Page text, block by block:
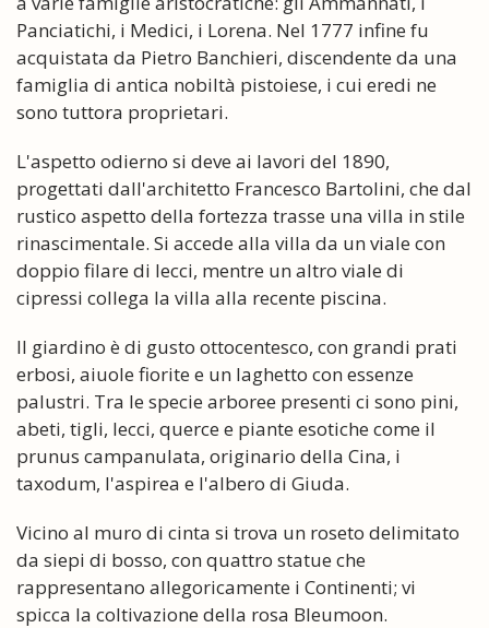
Panciatichi, i Medici, i Lorena. Nel 1777 infine fu
acquistata da Pietro Banchieri, discendente da una
famiglia di antica nobiltà pistoiese, i cui eredi ne
sono tuttora proprietari.
L'aspetto odierno si deve ai lavori del 1890,
progettati dall'architetto Francesco Bartolini, che dal
rustico aspetto della fortezza trasse una villa in stile
rinascimentale. Si accede alla villa da un viale con
doppio filare di lecci, mentre un altro viale di
cipressi collega la villa alla recente piscina.
Il giardino è di gusto ottocentesco, con grandi prati
erbosi, aiuole fiorite e un laghetto con essenze
palustri. Tra le specie arboree presenti ci sono pini,
abeti, tigli, lecci, querce e piante esotiche come il
prunus campanulata, originario della Cina, i
taxodum, l'aspirea e l'albero di Giuda.
Vicino al muro di cinta si trova un roseto delimitato
da siepi di bosso, con quattro statue che
rappresentano allegoricamente i Continenti; vi
spicca la coltivazione della rosa Bleumoon.